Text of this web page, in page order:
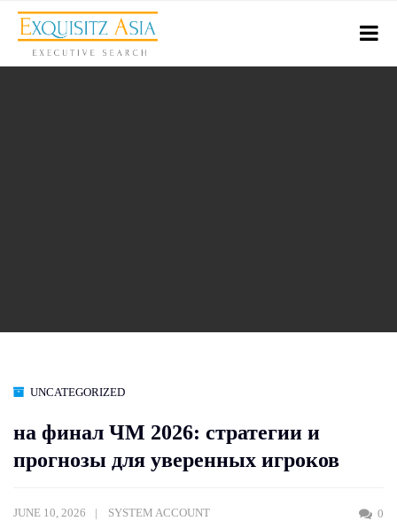
UNCATEGORIZED
на финал ЧМ 2026: стратегии и
прогнозы для уверенных игроков
JUNE 10, 2026 SYSTEM ACCOUNT 0